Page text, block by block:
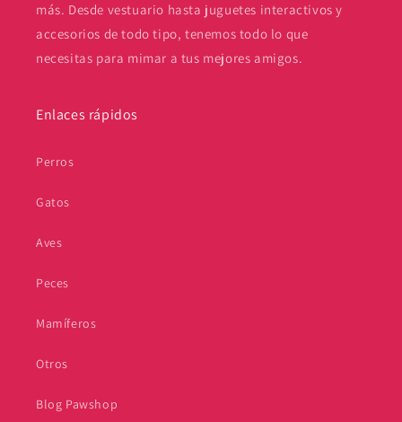
más. Desde vestuario hasta juguetes interactivos y
accesorios de todo tipo, tenemos todo lo que
necesitas para mimar a tus mejores amigos.
Enlaces rápidos
Perros
Gatos
Aves
Peces
Mamíferos
Otros
Blog Pawshop